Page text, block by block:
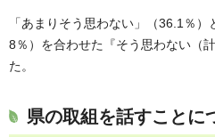
「あまりそう思わない」（36.1％
8％）を合わせた『そう思わない（
た。
県の取組を話すことに